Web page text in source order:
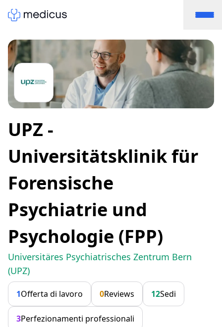
UPZ -
Universitätsklinik für
Forensische
Psychiatrie und
Psychologie (FPP)
Universitäres Psychiatrisches Zentrum Bern
(UPZ)
1Offerta di lavoro 0Reviews 12Sedi
3Perfezionamenti professionali